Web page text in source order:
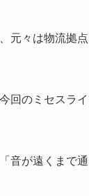
元々は物流拠
回のミセスラ
音が遠くまで